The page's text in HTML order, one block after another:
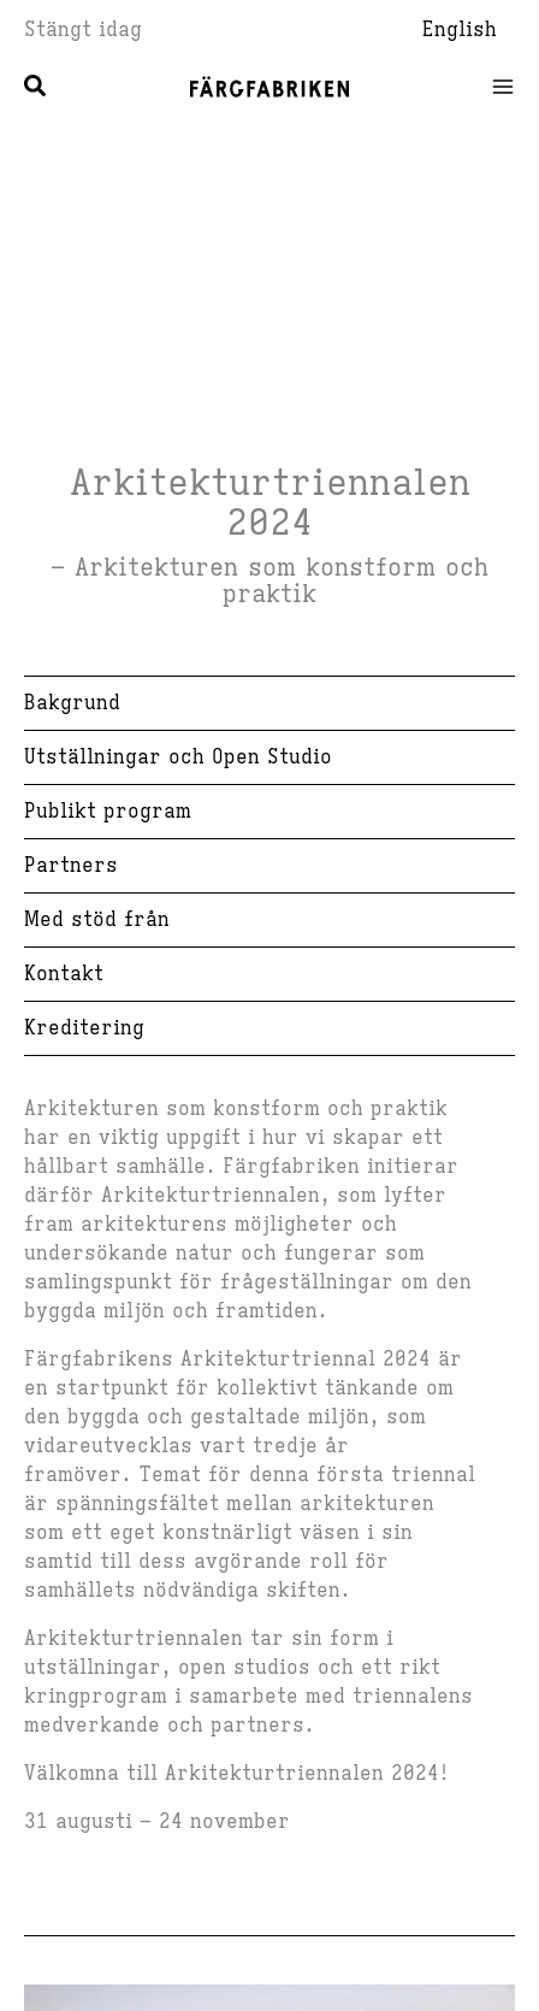
till
innehåll
Stängt idag English
Arkitekturtriennalen
2024
– Arkitekturen som konstform och
praktik
Arkitekturen som konstform och praktik
har en viktig uppgift i hur vi skapar ett
hållbart samhälle. Färgfabriken initierar
därför Arkitekturtriennalen, som lyfter
fram arkitekturens möjligheter och
undersökande natur och fungerar som
samlingspunkt för frågeställningar om den
byggda miljön och framtiden.
Färgfabrikens Arkitekturtriennal 2024 är
en startpunkt för kollektivt tänkande om
den byggda och gestaltade miljön, som
vidareutvecklas vart tredje år
framöver. Temat för denna första triennal
är spänningsfältet mellan arkitekturen
som ett eget konstnärligt väsen i sin
samtid till dess avgörande roll för
samhällets nödvändiga skiften.
Arkitekturtriennalen tar sin form i
utställningar, open studios och ett rikt
kringprogram i samarbete med triennalens
medverkande och partners.​
Välkomna till Arkitekturtriennalen 2024!
31 augusti – 24 november
Bakgrund
Utställningar och Open Studio
Publikt program
Partners
Med stöd från
Kontakt
Kreditering